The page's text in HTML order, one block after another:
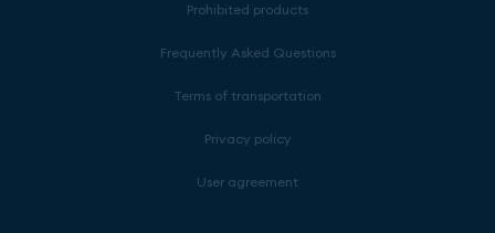
Prohibited products
Frequently Asked Questions
Terms of transportation
Privacy policy
User agreement